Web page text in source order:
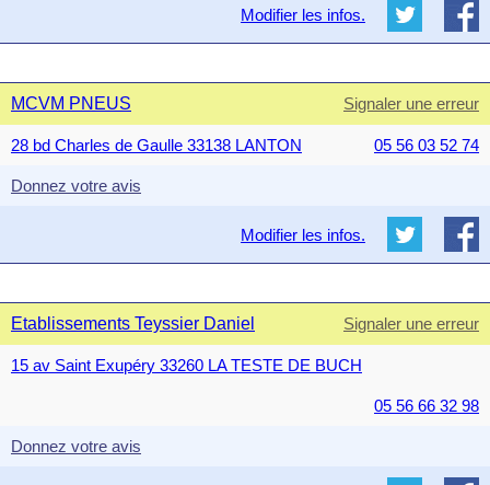
Modifier les infos.
MCVM PNEUS Signaler une erreur
28 bd Charles de Gaulle 33138 LANTON 05 56 03 52 74
Donnez votre avis
Modifier les infos.
Etablissements Teyssier Daniel Signaler une erreur
15 av Saint Exupéry 33260 LA TESTE DE BUCH
05 56 66 32 98
Donnez votre avis